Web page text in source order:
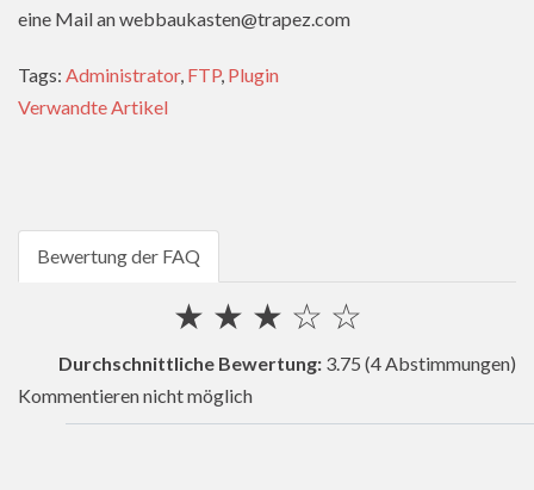
eine Mail an webbaukasten@trapez.com
Tags: Administrator, FTP, Plugin
Verwandte Artikel
Bewertung der FAQ
☆
☆
★
★
★
Durchschnittliche Bewertung: 3.75 (4 Abstimmungen)
Kommentieren nicht möglich